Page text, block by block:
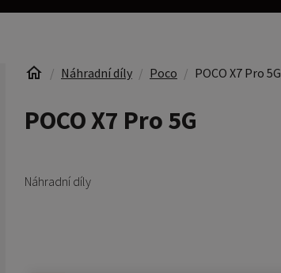
Náhradní díly Poco POCO X7 Pro 5G
POCO X7 Pro 5G
Náhradní díly